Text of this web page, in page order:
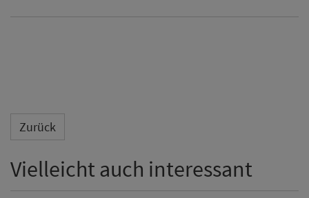
Zurück
Vielleicht auch interessant